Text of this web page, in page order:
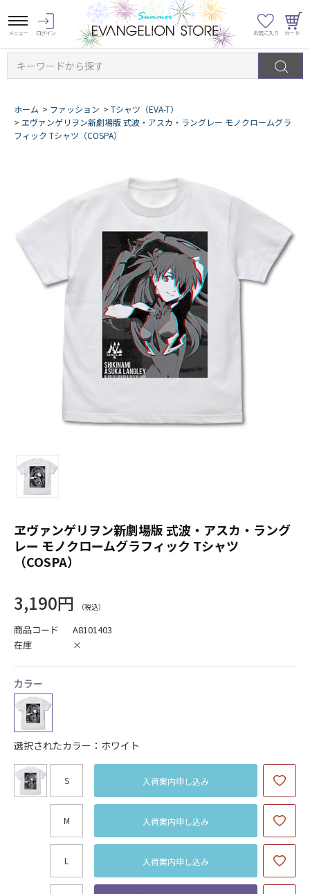
キーワードから探す
ホーム > ファッション > Tシャツ（EVA-T）
> ヱヴァンゲリヲン新劇場版 式波・アスカ・ラングレー モノクロームグラ
フィック Tシャツ（COSPA）
ヱヴァンゲリヲン新劇場版 式波・アスカ・ラング
レー モノクロームグラフィック Tシャツ
（COSPA）
3,190円
商品コード
A8101403
在庫
×
カラー
選択されたカラー：ホワイト
S 入荷案内申し込み
M 入荷案内申し込み
L 入荷案内申し込み